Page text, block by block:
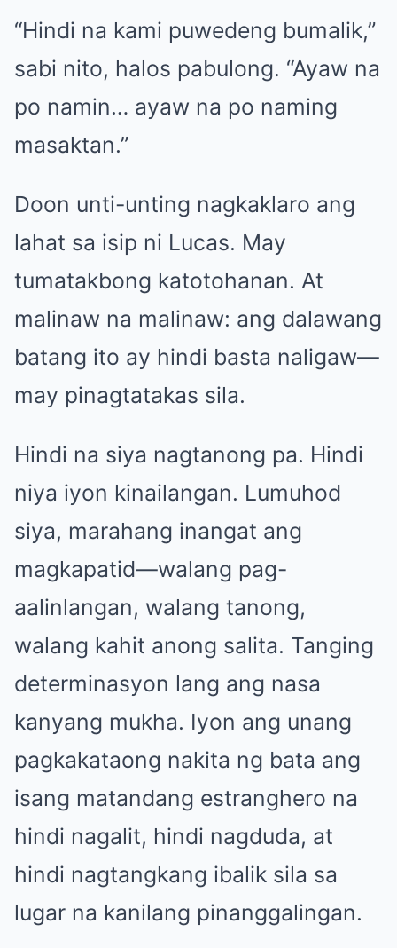
“Hindi na kami puwedeng bumalik,”
sabi nito, halos pabulong. “Ayaw na
po namin… ayaw na po naming
masaktan.”
Doon unti-unting nagkaklaro ang
lahat sa isip ni Lucas. May
tumatakbong katotohanan. At
malinaw na malinaw: ang dalawang
batang ito ay hindi basta naligaw—
may pinagtatakas sila.
Hindi na siya nagtanong pa. Hindi
niya iyon kinailangan. Lumuhod
siya, marahang inangat ang
magkapatid—walang pag-
aalinlangan, walang tanong,
walang kahit anong salita. Tanging
determinasyon lang ang nasa
kanyang mukha. Iyon ang unang
pagkakataong nakita ng bata ang
isang matandang estranghero na
hindi nagalit, hindi nagduda, at
hindi nagtangkang ibalik sila sa
lugar na kanilang pinanggalingan.